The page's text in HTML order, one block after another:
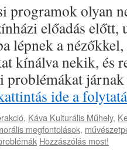
programok olyan
előadás előtt,
lépnek a nézőkkel,
kínálva nekik, és
problémákat
ide a
, Káva Kulturális Műhely,
megfontolások,
Hozzászólás most!